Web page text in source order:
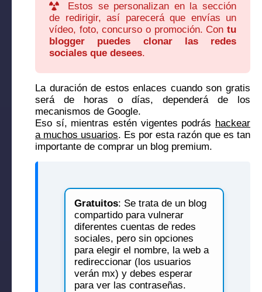
Estos se personalizan en la sección
de redirigir, así parecerá que envías un
vídeo, foto, concurso o promoción. Con tu
blogger puedes clonar las redes
sociales que desees.
La duración de estos enlaces cuando son gratis
será de horas o días, dependerá de los
mecanismos de Google.
Eso sí, mientras estén vigentes podrás hackear
a muchos usuarios. Es por esta razón que es tan
importante de comprar un blog premium.
Gratuitos: Se trata de un blog
compartido para vulnerar
diferentes cuentas de redes
sociales, pero sin opciones
para elegir el nombre, la web a
redireccionar (los usuarios
verán mx) y debes esperar
para ver las contraseñas.